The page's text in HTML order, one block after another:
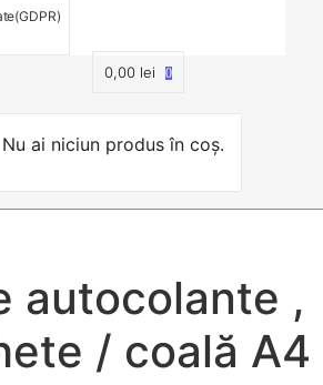
0,00 lei 0
Nu ai niciun produs în coș.
autocolante ,
/ coală A4